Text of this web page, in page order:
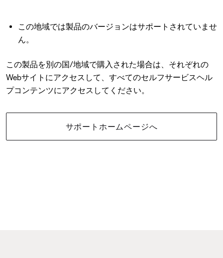
この地域では製品のバージョンはサポートされていませ
ん。
この製品を別の国/地域で購入された場合は、それぞれの
Webサイトにアクセスして、すべてのセルフサービスヘル
プコンテンツにアクセスしてください。
サポートホームページへ